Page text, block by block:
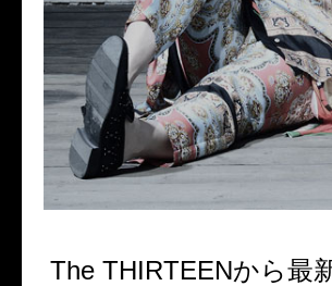
The THIRTEENから最